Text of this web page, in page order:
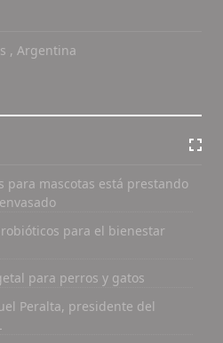
, Argentina
para mascotas está prestando
para el bienestar
para perros y gatos
Peralta, presidente del